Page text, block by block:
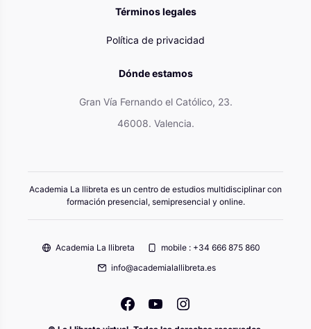
Términos legales
Política de privacidad
Dónde estamos
Gran Vía Fernando el Católico, 23.
46008. Valencia.
Academia La llibreta es un centro de estudios multidisciplinar con
formación presencial, semipresencial y online.
Academia La llibreta
mobile : +34 666 875 860
info@academialallibreta.es